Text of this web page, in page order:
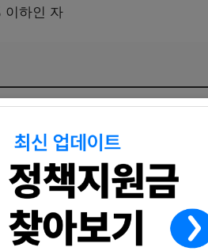
이하인 자
방문하여 접수하면 됩니다. 신
둘러 신청해보세요.
공식공고 확인하기